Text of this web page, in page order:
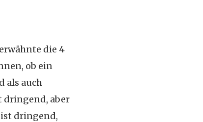
die 4
ob ein
als auch
dringend, aber
dringend,